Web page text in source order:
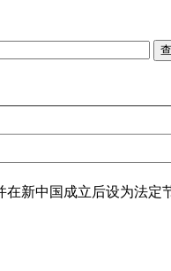
新中国成立后设为法